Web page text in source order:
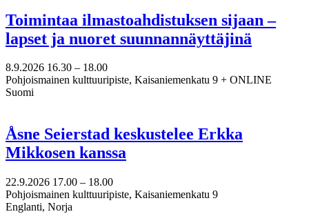
Toimintaa ilmastoahdistuksen sijaan –
lapset ja nuoret suunnannäyttäjinä
8.9.2026 16.30 – 18.00
Pohjoismainen kulttuuripiste, Kaisaniemenkatu 9 + ONLINE
Suomi
Åsne Seierstad keskustelee Erkka
Mikkosen kanssa
22.9.2026 17.00 – 18.00
Pohjoismainen kulttuuripiste, Kaisaniemenkatu 9
Englanti, Norja